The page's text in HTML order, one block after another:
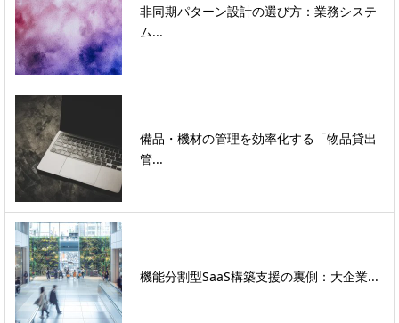
非同期パターン設計の選び方：業務システ
ム...
備品・機材の管理を効率化する「物品貸出
管...
機能分割型SaaS構築支援の裏側：大企業...